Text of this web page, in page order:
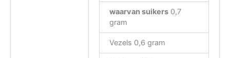
waarvan suikers 0,7
gram
Vezels 0,6 gram